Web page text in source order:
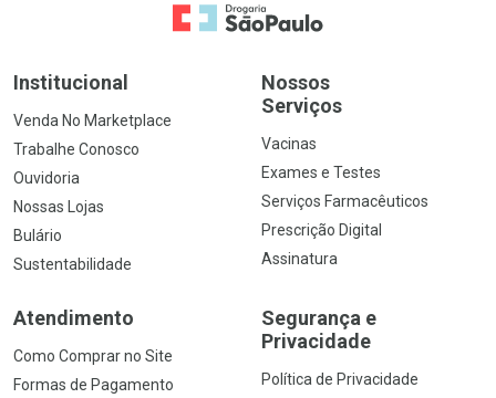
Ir para a Home
Institucional
Venda No Marketplace
Trabalhe Conosco
Ouvidoria
Nossas Lojas
Bulário
Sustentabilidade
Nossos
Serviços
Vacinas
Exames e Testes
Serviços Farmacêuticos
Prescrição Digital
Assinatura
Atendimento
Como Comprar no Site
Formas de Pagamento
Segurança e
Privacidade
Política de Privacidade